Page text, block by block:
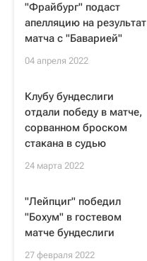
"Фрайбург" подаст
апелляцию на результат
матча с "Баварией"
04 апреля 2022
Клубу бундеслиги
отдали победу в матче,
сорванном броском
стакана в судью
24 марта 2022
"Лейпциг" победил
"Бохум" в гостевом
матче бундеслиги
27 февраля 2022